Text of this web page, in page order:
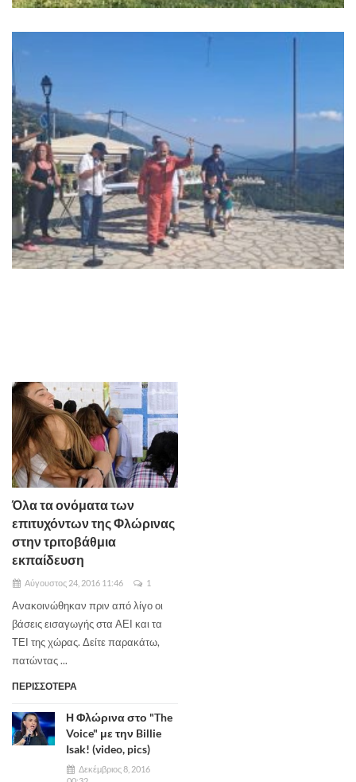
Όλα τα ονόματα των
επιτυχόντων της Φλώρινας
στην τριτοβάθμια
εκπαίδευση
Αύγουστος 24, 2016 11:46 1
Ανακοινώθηκαν πριν από λίγο οι
βάσεις εισαγωγής στα ΑΕΙ και τα
ΤΕΙ της χώρας. Δείτε παρακάτω,
πατώντας ...
ΠΕΡΙΣΣΟΤΕΡΑ
Η Φλώρινα στο "The
Voice" με την Billie
Isak! (video, pics)
Δεκέμβριος 8, 2016